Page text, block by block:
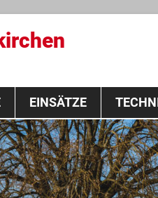
Zum
springen
EINSÄTZE
Fahrzeuge
Ausrüstung